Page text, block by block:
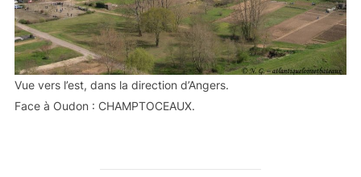
Vue vers l’est, dans la direction d’Angers.
Face à Oudon : CHAMPTOCEAUX.